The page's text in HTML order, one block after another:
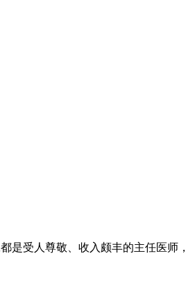
是受人尊敬、收入颇丰的主任医师，